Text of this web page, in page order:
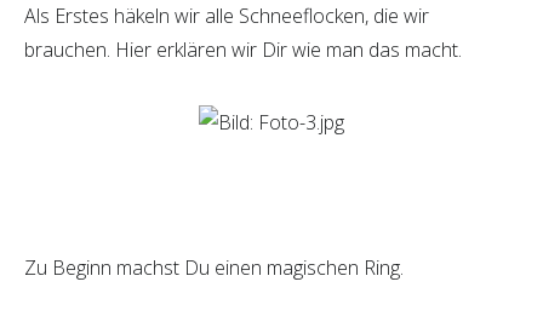
Als Erstes häkeln wir alle Schneeflocken, die wir
brauchen. Hier erklären wir Dir wie man das macht.
Zu Beginn machst Du einen magischen Ring.